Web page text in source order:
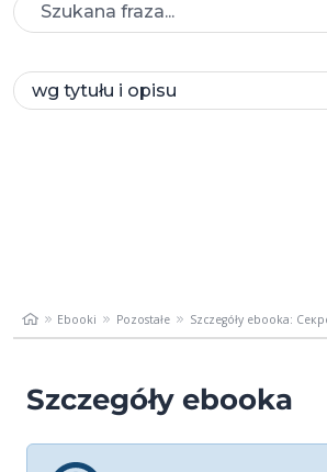
Ebooki Pozostałe Szczegóły ebooka:
Szczegóły ebooka